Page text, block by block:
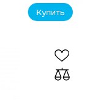
Купить